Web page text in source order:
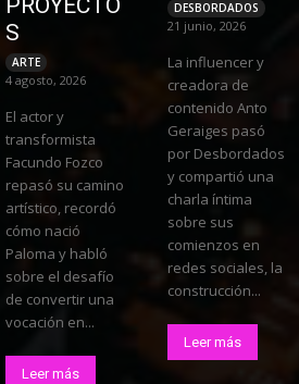
PROYECTO
S
ARTE
4 agosto, 2026
El actor y
transformista
Facundo Fozco
repasó su camino
artístico, recordó
cómo nació
Paloma y habló
sobre el desafío
de convertir una
vocación en...
Leer más
DESBORDADOS
21 junio, 2026
La influencer y
creadora de
contenido Anto
Geraiges pasó
por Desbordados
y compartió una
charla íntima
sobre sus
comienzos en
redes sociales, la
construcción...
Leer más